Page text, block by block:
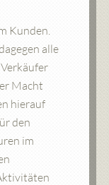
Kunden.
alle
Macht
hierauf
den
im